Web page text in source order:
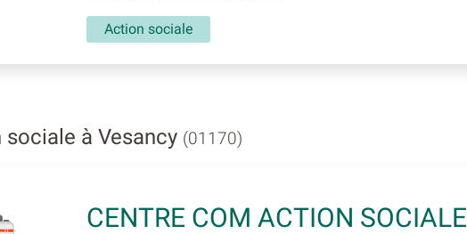
Action sociale
à Vesancy (01170)
CENTRE COM ACTION SOCIALE